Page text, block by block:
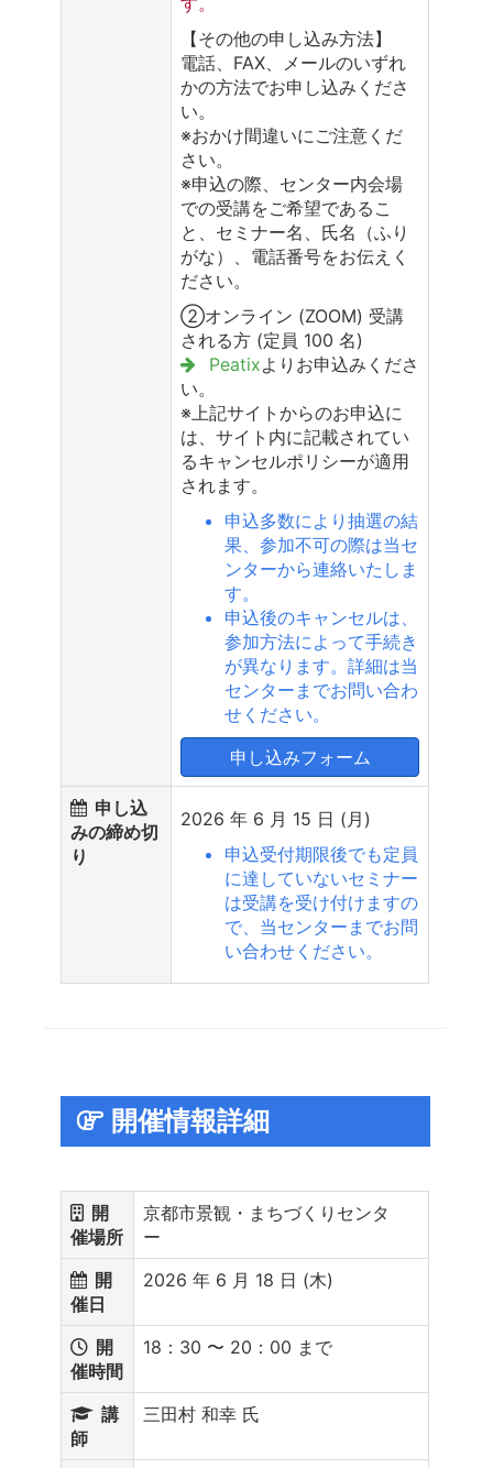
【その他の申し込み方法】
電話、FAX、メールのいずれ
かの方法でお申し込みくださ
い。
※おかけ間違いにご注意くだ
さい。
※申込の際、センター内会場
での受講をご希望であるこ
と、セミナー名、氏名（ふり
がな）、電話番号をお伝えく
ださい。
②オンライン (ZOOM) 受講
される方 (定員 100 名)
Peatixよりお申込みくださ
い。
※上記サイトからのお申込に
は、サイト内に記載されてい
るキャンセルポリシーが適用
されます。
申込多数により抽選の結
果、参加不可の際は当セ
ンターから連絡いたしま
す。
申込後のキャンセルは、
参加方法によって手続き
が異なります。詳細は当
センターまでお問い合わ
せください。
申し込みフォーム
申し込
みの締め切
り
2026 年 6 月 15 日 (月)
申込受付期限後でも定員
に達していないセミナー
は受講を受け付けますの
で、当センターまでお問
い合わせください。
開催情報詳細
開
催場所
京都市景観・まちづくりセンタ
ー
開
催日
2026 年 6 月 18 日 (木)
開
催時間
18：30 〜 20：00 まで
講
師
三田村 和幸 氏